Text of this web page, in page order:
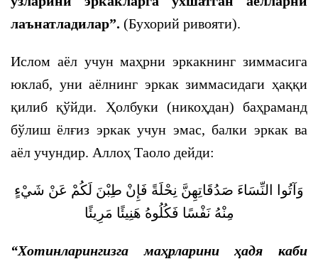
лаънатладилар”. (Бухорий ривояти).
Ислом аёл учун маҳрни эркакнинг зиммасига
юклаб, уни аёлнинг эркак зиммасидаги ҳаққи
қилиб қўйди. Ҳолбуки (никоҳдан) баҳраманд
бўлиш ёлғиз эркак учун эмас, балки эркак ва
аёл учундир. Аллоҳ Таоло дейди:
وَآتُوا النِّسَاءَ صَدُقَاتِهِنَّ نِحْلَةً فَإِنْ طِبْنَ لَكُمْ عَنْ شَيْءٍ
مِنْهُ نَفْسًا فَكُلُوهُ هَنِيئًا مَرِيئًا
“Хотинларингизга маҳрларини ҳадя каби